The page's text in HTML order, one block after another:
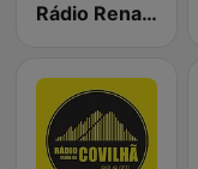
Rádio Renascença